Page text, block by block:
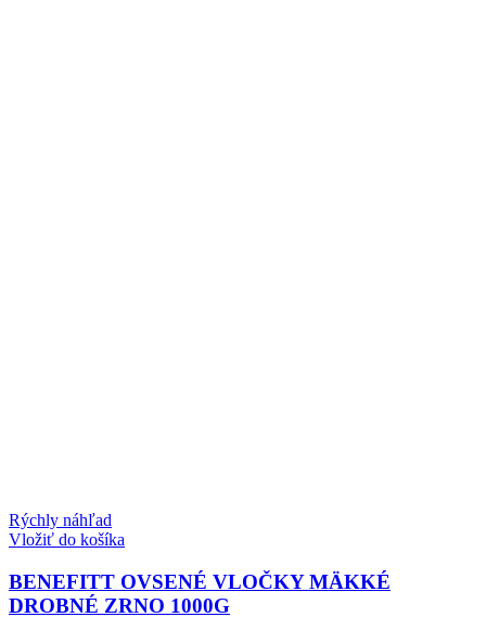
Rýchly náhľad
Vložiť do košíka
BENEFITT OVSENÉ VLOČKY MÄKKÉ
DROBNÉ ZRNO 1000G